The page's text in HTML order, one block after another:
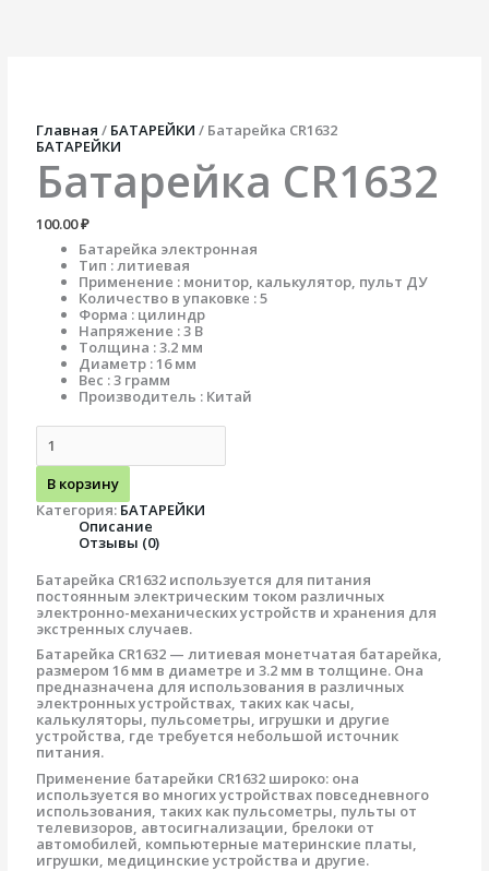
Главная / БАТАРЕЙКИ / Батарейка CR1632
БАТАРЕЙКИ
Батарейка CR1632
100.00₽
Батарейка электронная
Тип : литиевая
Применение : монитор, калькулятор, пульт ДУ
Количество в упаковке : 5
Форма : цилиндр
Напряжение : 3 В
Толщина : 3.2 мм
Диаметр : 16 мм
Вес : 3 грамм
Производитель : Китай
В корзину
Категория: БАТАРЕЙКИ
Описание
Отзывы (0)
Батарейка CR1632 используется для питания
постоянным электрическим током различных
электронно-механических устройств и хранения для
экстренных случаев.
Батарейка CR1632 — литиевая монетчатая батарейка,
размером 16 мм в диаметре и 3.2 мм в толщине. Она
предназначена для использования в различных
электронных устройствах, таких как часы,
калькуляторы, пульсометры, игрушки и другие
устройства, где требуется небольшой источник
питания.
Применение батарейки CR1632 широко: она
используется во многих устройствах повседневного
использования, таких как пульсометры, пульты от
телевизоров, автосигнализации, брелоки от
автомобилей, компьютерные материнские платы,
игрушки, медицинские устройства и другие.